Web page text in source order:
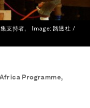
支持者。 Image:路透社 /
Programme,